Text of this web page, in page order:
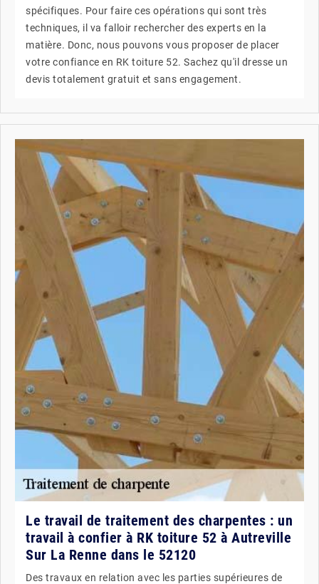
spécifiques. Pour faire ces opérations qui sont très
techniques, il va falloir rechercher des experts en la
matière. Donc, nous pouvons vous proposer de placer
votre confiance en RK toiture 52. Sachez qu'il dresse un
devis totalement gratuit et sans engagement.
Le travail de traitement des charpentes : un
travail à confier à RK toiture 52 à Autreville
Sur La Renne dans le 52120
Des travaux en relation avec les parties supérieures de